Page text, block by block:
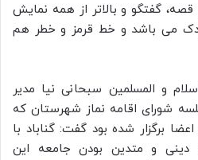
قصه، گفتگو و بالاتر از همه نمایش
کودک می باشد و خط قرمز و خطر هم
و المسلمین سبحانی نیا مدیر
شورای اقامه نماز شهرستان که
برگزار شده بود گفت: گناباد با
و متدین بودن جامعه این